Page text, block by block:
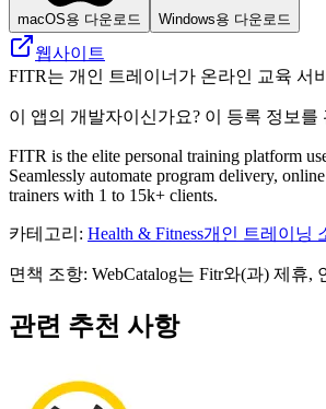
macOS용 다운로드 Windows용 다운로드
웹사이트
FITR는 개인 트레이너가 온라인 교육 서
이 앱의 개발자이신가요? 이 등록 정보를
FITR is the elite personal training platform
Seamlessly automate program delivery,
trainers with 1 to 15k+ clients.
카테고리 : Health & Fitness개인 트레이닝
면책 조항: WebCatalog는 Fitr와(과) 제
관련 추천 사항